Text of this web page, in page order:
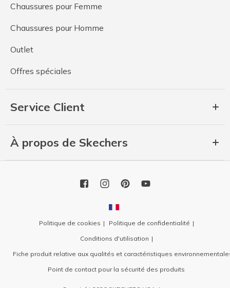
Chaussures pour Femme
Chaussures pour Homme
Outlet
Offres spéciales
Service Client
À propos de Skechers
Politique de cookies
Politique de confidentialité
Conditions d'utilisation
Fiche produit relative aux qualités et caractéristiques
Point de contact pour la sécurité des produits